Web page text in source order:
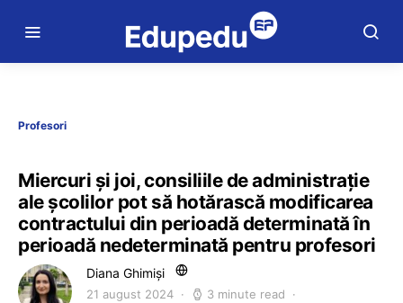
Profesori
Miercuri și joi, consiliile de administrație
ale școlilor pot să hotărască modificarea
contractului din perioadă determinată în
perioadă nedeterminată pentru profesori
Diana Ghimiși
21 august 2024 3 minute read